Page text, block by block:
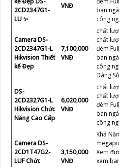
2CD2347G1-
LU ✨
VNĐ
ban
công
Camera DS-
2CD2347G1-L
Hikvision Thiết
kế Đẹp
7,100,000
VNĐ
chất
chất
đêm
ban
công
Dàng
DS-
2CD2327G1-L
Hikvision Chức
Năng Cao Cấp
6,020,000
VNĐ
chất
chất
đêm
ban
công
Camera DS-
2CD1T47G2-
LUF Chức
3,150,000
VNĐ
Khả
Xem
xem